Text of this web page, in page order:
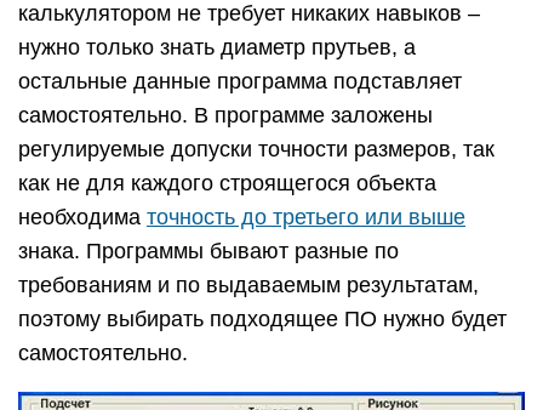
калькулятором не требует никаких навыков –
нужно только знать диаметр прутьев, а
остальные данные программа подставляет
самостоятельно. В программе заложены
регулируемые допуски точности размеров, так
как не для каждого строящегося объекта
необходима точность до третьего или выше
знака. Программы бывают разные по
требованиям и по выдаваемым результатам,
поэтому выбирать подходящее ПО нужно будет
самостоятельно.